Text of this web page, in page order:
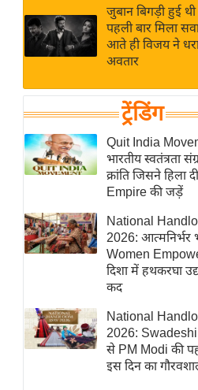
News in
Hindi
News
Hindi
Videos
विशेषज्ञ
राय
खेल
क्रिकेट
IPL
2026
ई-पेपर
मिसाल बेमिसाल
शख्सियत
यंग इंडिया
साहित्य जगत
ऑटो वर्ल्ड
न्यूज ब्रीफ
जुबान बिगड़ी हुई
पहली बार मिला
आते ही विजय ने
अवतार
ट्रेंडिंग
Quit India
भारतीय स्वतंत्रता
क्रांति जिसने हिला
Empire की जड़ें
National
2026: आत्मनिर्भर
Women
दिशा में हथकरघा
कद
National
2026:
से PM Modi की
इस दिन का